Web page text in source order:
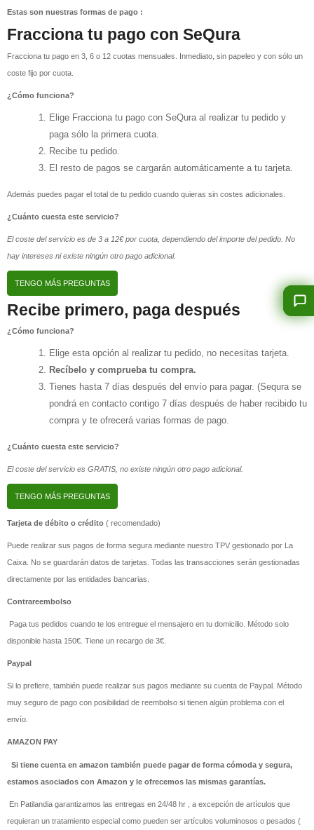
Estas son nuestras formas de pago :
Fracciona tu pago con SeQura
Fracciona tu pago en 3, 6 o 12 cuotas mensuales. Inmediato, sin papeleo y con sólo un
coste fijo por cuota.
¿Cómo funciona?
Elige Fracciona tu pago con SeQura al realizar tu pedido y
paga sólo la primera cuota.
Recibe tu pedido.
El resto de pagos se cargarán automáticamente a tu tarjeta.
Además puedes pagar el total de tu pedido cuando quieras sin costes adicionales.
¿Cuánto cuesta este servicio?
El coste del servicio es de 3 a 12€ por cuota, dependiendo del importe del pedido. No
hay intereses ni existe ningún otro pago adicional.
TENGO MÁS PREGUNTAS
Recibe primero, paga después
¿Cómo funciona?
Elige esta opción al realizar tu pedido, no necesitas tarjeta.
Recíbelo y comprueba tu compra.
Tienes hasta 7 días después del envío para pagar. (Sequra se
pondrá en contacto contigo 7 días después de haber recibido tu
compra y te ofrecerá varias formas de pago.
¿Cuánto cuesta este servicio?
El coste del servicio es GRATIS, no existe ningún otro pago adicional.
TENGO MÁS PREGUNTAS
Tarjeta de débito o crédito ( recomendado)
Puede realizar sus pagos de forma segura mediante nuestro TPV gestionado por La
Caixa. No se guardarán datos de tarjetas. Todas las transacciones serán gestionadas
directamente por las entidades bancarias.
Contrareembolso
Paga tus pedidos cuando te los entregue el mensajero en tu domicilio. Método solo
disponible hasta 150€. Tiene un recargo de 3€.
Paypal
Si lo prefiere, también puede realizar sus pagos mediante su cuenta de Paypal. Método
muy seguro de pago con posibilidad de reembolso si tienen algún problema con el
envío.
AMAZON PAY
Si tiene cuenta en amazon también puede pagar de forma cómoda y segura,
estamos asociados con Amazon y le ofrecemos las mismas garantías.
En Patilandia garantizamos las entregas en 24/48 hr , a excepción de artículos que
requieran un tratamiento especial como pueden ser artículos voluminosos o pesados (